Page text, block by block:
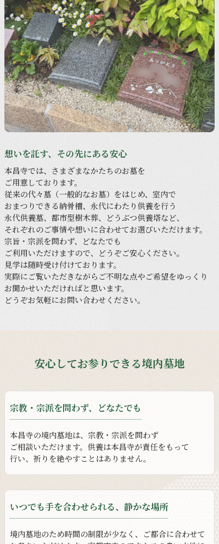
想いを託す、その先にある安心
本昌寺では、 さまざまなかたちのお墓を
ご用意しております。
従来の代々墓（一般的なお墓）をはじめ、 室内で
おまつりできる納骨檀、 永代にわたり供養を行う
永代供養墓、 都市型樹木葬、 どうぶつ供養塔など、
それぞれのご事情や想いに合わせてお選びいただけます。
宗旨・宗派を問わず、
どなたでも
ご利用いただけますので、
どうぞご安心ください。
見学は随時受け付けております。
実際にご覧いただきながら ご不明な点やご希望をゆっくり
お聞かせいただければと思います。
どう ぞお気軽にお問い合わせ ください。
安心してお参りできる境内墓地
宗教・宗派を問わず、どなたでも
本昌寺の境内墓地は、 宗教・宗派を問わず
ご相談いただけます。 供養は本昌寺が責任をもって
行い、 祈りを絶やすことはありません。
いつでも手を合わせられる、静かな場所
境内墓地のため時間の制限が少なく、 ご都合に合わせて